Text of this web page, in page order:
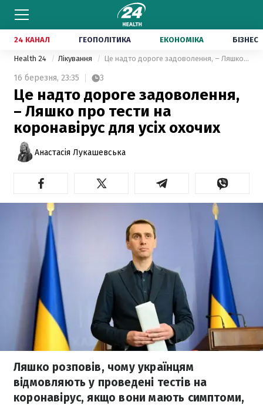
24 КАНАЛ ГЕОПОЛІТИКА ЕКОНОМІКА БІЗНЕС
Health 24 Лікування Це надто дороге задоволення, – Ляшко про тести на коронавірус для усіх охочих
16 березня, 23:35 3
Це надто дороге задоволення,
– Ляшко про тести на
коронавірус для усіх охочих
Анастасія Лукашевська
Ляшко розповів, чому українцям
відмовляють у проведені тестів на
коронавірус, якщо вони мають симптоми,